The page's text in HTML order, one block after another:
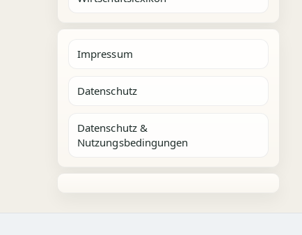
Impressum
Datenschutz
Datenschutz &
Nutzungsbedingungen